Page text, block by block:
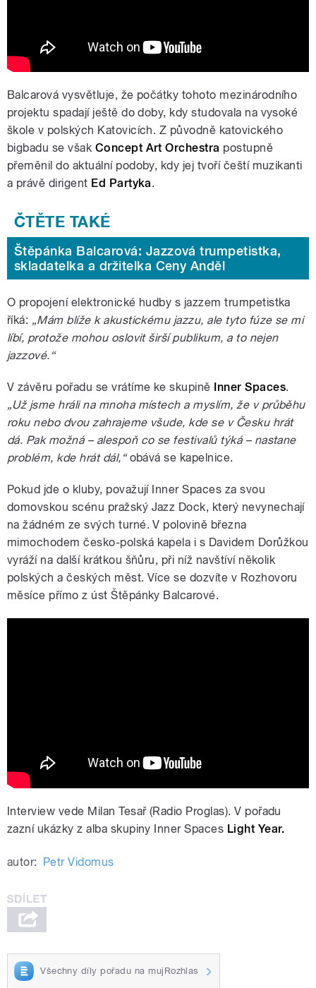
Balcarová vysvětluje, že počátky tohoto mezinárodního
projektu spadají ještě do doby, kdy studovala na vysoké
škole v polských Katovicích. Z původně katovického
bigbadu se však Concept Art Orchestra postupně
přeměnil do aktuální podoby, kdy jej tvoří čeští muzikanti
a právě dirigent Ed Partyka.
Štěpánka Balcarová: Jazzová trumpetistka,
skladatelka a držitelka Ceny Anděl
O propojení elektronické hudby s jazzem trumpetistka
říká: „Mám blíže k akustickému jazzu, ale tyto fúze se mi
líbí, protože mohou oslovit širší publikum, a to nejen
jazzové.“
V závěru pořadu se vrátíme ke skupině Inner Spaces.
„Už jsme hráli na mnoha místech a myslím, že v průběhu
roku nebo dvou zahrajeme všude, kde se v Česku hrát
dá. Pak možná – alespoň co se festivalů týká – nastane
problém, kde hrát dál,“obává se kapelnice.
Pokud jde o kluby, považují Inner Spaces za svou
domovskou scénu pražský Jazz Dock, který nevynechají
na žádném ze svých turné. V polovině března
mimochodem česko-polská kapela i s Davidem Dorůžkou
vyráží na další krátkou šňůru, při níž navštíví několik
polských a českých měst. Více se dozvíte v Rozhovoru
měsíce přímo z úst Štěpánky Balcarové.
Interview vede Milan Tesař (Radio Proglas). V pořadu
zazní ukázky z alba skupiny Inner Spaces Light Year.
autor: Petr Vidomus
Všechny díly pořadu na mujRozhlas